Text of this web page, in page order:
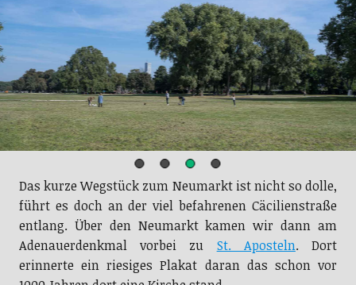
Das kurze Wegstück zum Neumarkt ist nicht so dolle,
führt es doch an der viel befahrenen Cäcilienstraße
entlang. Über den Neumarkt kamen wir dann am
Adenauerdenkmal vorbei zuSt. Aposteln. Dort